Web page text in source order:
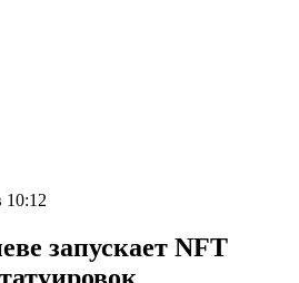
10:12
запускает NFT